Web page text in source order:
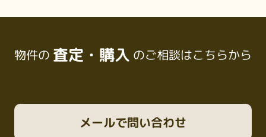
物件の 査定・購入 のご相談はこちらから
メールで問い合わせ